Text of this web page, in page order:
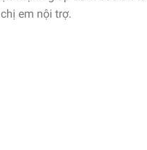
em nội trợ.